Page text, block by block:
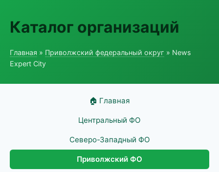
Каталог организаций
Главная » Приволжский федеральный округ » News
Expert City
🏠 Главная
Центральный ФО
Северо-Западный ФО
Приволжский ФО